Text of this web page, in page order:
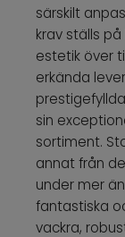
särskilt
krav ställs
estetik över
erkända
sin
sortiment.
annat från
under mer
fantastiska
vackra,